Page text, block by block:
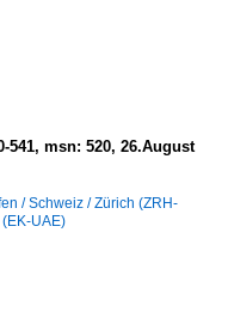
541, msn: 520, 26.August
/ Schweiz / Zürich (ZRH-
UAE)